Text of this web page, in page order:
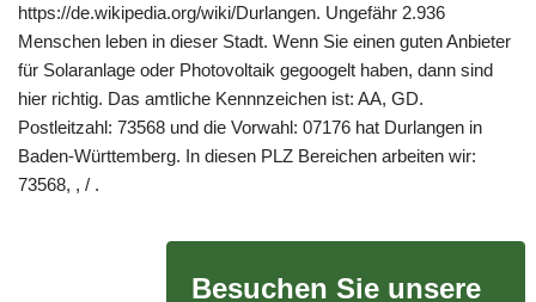
https://de.wikipedia.org/wiki/Durlangen. Ungefähr 2.936
Menschen leben in dieser Stadt. Wenn Sie einen guten Anbieter
für Solaranlage oder Photovoltaik gegoogelt haben, dann sind
hier richtig. Das amtliche Kennnzeichen ist: AA, GD.
Postleitzahl: 73568 und die Vorwahl: 07176 hat Durlangen in
Baden-Württemberg. In diesen PLZ Bereichen arbeiten wir:
73568, , / .
Besuchen Sie unsere